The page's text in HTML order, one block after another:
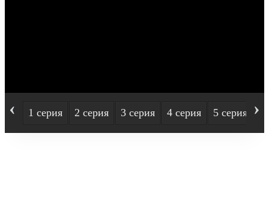
‹ 1 серия 2 серия 3 серия 4 серия 5 серия ›